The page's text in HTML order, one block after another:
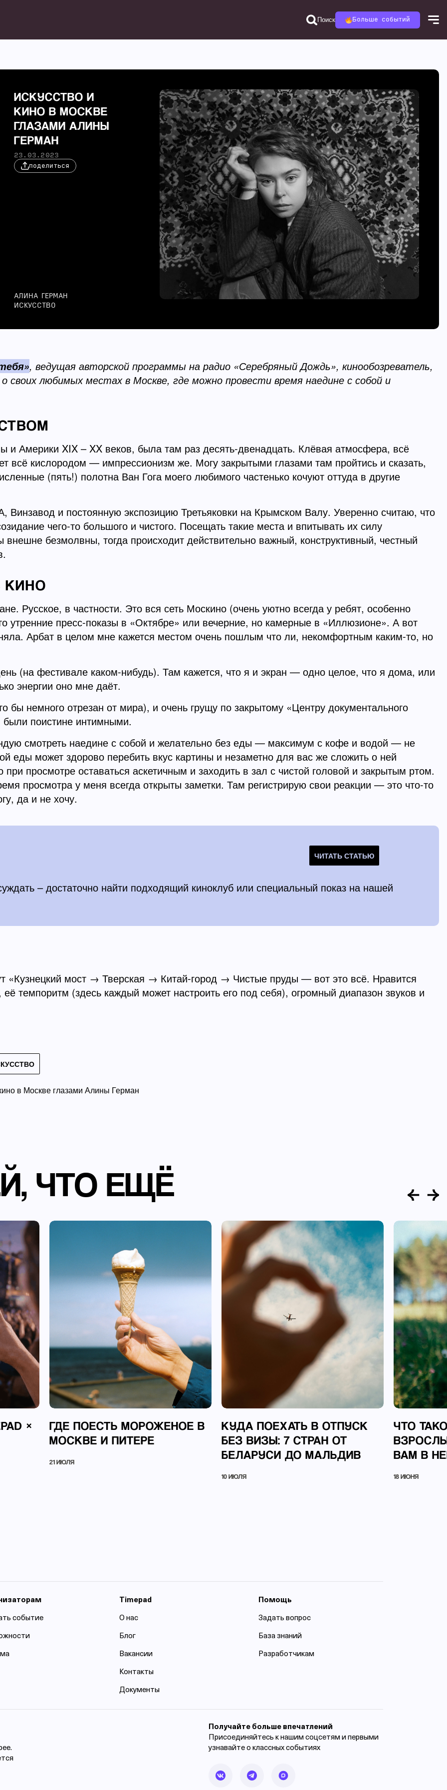
Поиск Больше событий
ИСКУССТВО И
КИНО В МОСКВЕ
ГЛАЗАМИ АЛИНЫ
ГЕРМАН
23.03.2023
поделиться
АЛИНА ГЕРМАН
ИСКУССТВО
, ведущая авторской программы на радио «Серебряный Дождь», кинообозреватель,
своих любимых местах в Москве, где можно провести время наедине с собой и
и Америки XIX – XX веков, была там раз десять-двенадцать. Клёвая атмосфера, всё
всё кислородом — импрессионизм же. Могу закрытыми глазами там пройтись и сказать,
(пять!) полотна Ван Гога моего любимого частенько кочуют оттуда в другие
и постоянную экспозицию Третьяковки на Крымском Валу. Уверенно считаю, что
чего-то большого и чистого. Посещать такие места и впитывать их силу
безмолвны, тогда происходит действительно важный, конструктивный, честный
КИНО
Русское, в частности. Это вся сеть Москино (очень уютно всегда у ребят, особенно
утренние пресс-показы в «Октябре» или вечерние, но камерные в «Иллюзионе». А вот
Арбат в целом мне кажется местом очень пошлым что ли, некомфортным каким-то, но
(на фестивале каком-нибудь). Там кажется, что я и экран — одно целое, что я дома, или
энергии оно мне даёт.
немного отрезан от мира), и очень грущу по закрытому «Центру документального
были поистине интимными.
смотреть наедине с собой и желательно без еды — максимум с кофе и водой — не
еды может здорово перебить вкус картины и незаметно для вас же сложить о ней
просмотре оставаться аскетичным и заходить в зал с чистой головой и закрытым ртом.
просмотра у меня всегда открыты заметки. Там регистрирую свои реакции — это что-то
да и не хочу.
ЧИТАТЬ СТАТЬЮ
– достаточно найти подходящий киноклуб или специальный показ на нашей
«Кузнецкий мост → Тверская → Китай-город → Чистые пруды — вот это всё. Нравится
темпоритм (здесь каждый может настроить его под себя), огромный диапазон звуков и
в Москве глазами Алины Герман
ЧТО ЕЩЁ
×
ГДЕ ПОЕСТЬ МОРОЖЕНОЕ В
МОСКВЕ И ПИТЕРЕ
21 ИЮЛЯ
КУДА ПОЕХАТЬ В ОТПУСК
БЕЗ ВИЗЫ: 7 СТРАН ОТ
БЕЛАРУСИ ДО МАЛЬДИВ
10 ИЮЛЯ
ЧТО
ВАМ В
18 ИЮНЯ
событие
Timepad
О нас
Блог
Вакансии
Контакты
Документы
Помощь
Задать вопрос
База знаний
Разработчикам
Получайте больше впечатлений
Присоединяйтесь к нашим соцсетям и первыми
узнавайте о классных событиях